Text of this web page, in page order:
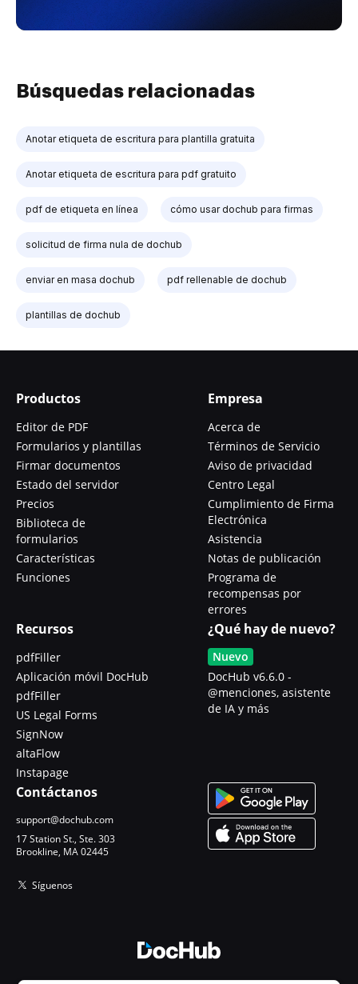
Búsquedas relacionadas
Anotar etiqueta de escritura para plantilla gratuita
Anotar etiqueta de escritura para pdf gratuito
pdf de etiqueta en línea cómo usar dochub para firmas
solicitud de firma nula de dochub
enviar en masa dochub pdf rellenable de dochub
plantillas de dochub
Productos
Editor de PDF
Formularios y plantillas
Firmar documentos
Estado del servidor
Precios
Biblioteca de
formularios
Características
Funciones
Empresa
Acerca de
Términos de Servicio
Aviso de privacidad
Centro Legal
Cumplimiento de Firma
Electrónica
Asistencia
Notas de publicación
Programa de
recompensas por
errores
Recursos
pdfFiller
Aplicación móvil DocHub
pdfFiller
US Legal Forms
SignNow
altaFlow
Instapage
¿Qué hay de nuevo?
Nuevo
DocHub v6.6.0 -
@menciones, asistente
de IA y más
Contáctanos
support@dochub.com
17 Station St., Ste. 303
Brookline, MA 02445
Síguenos